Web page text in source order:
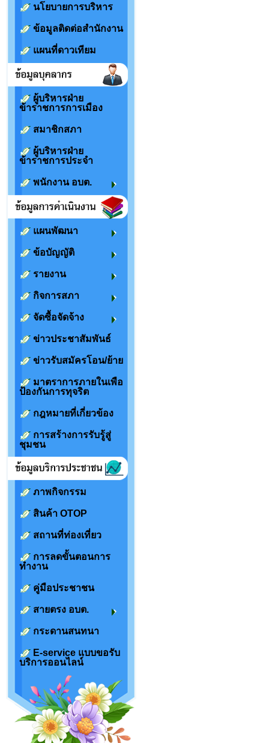
นโยบายการบริหาร
ข้อมูลติดต่อสำนักงาน
แผนที่ดาวเทียม
ผู้บริหารฝ่าย
ข้าราชการการเมือง
สมาชิกสภา
ผู้บริหารฝ่าย
ข้าราชการประจำ
พนักงาน อบต.
แผนพัฒนา
ข้อบัญญัติ
รายงาน
กิจการสภา
จัดซื้อจัดจ้าง
ข่าวประชาสัมพันธ์
ข่าวรับสมัครโอน/ย้าย
มาตราการภายในเพือ
ป้องกันการทุจริต
กฎหมายที่เกี่ยวข้อง
การสร้างการรับรู้สู่
ชุมชน
ภาพกิจกรรม
สินค้า OTOP
สถานที่ท่องเที่ยว
การลดขั้นตอนการ
ทำงาน
คู่มือประชาชน
สายตรง อบต.
กระดานสนทนา
E-service แบบขอรับ
บริการออนไลน์